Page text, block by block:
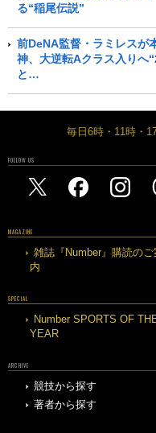
る“稲尾伝説”
前DeNA監督・ラミレスが
神、大逆転Aクラス入りへ
と…
毎日6時・11時・
FOLLOW US
MAGAZINE
雑誌『Number』購読のご
内
SPECIAL
Number SPORTS OF
YEAR
ARCHIVE
競技から探す
著者から探す